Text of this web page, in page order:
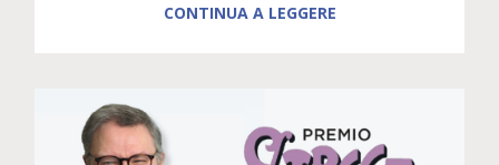
CONTINUA A LEGGERE